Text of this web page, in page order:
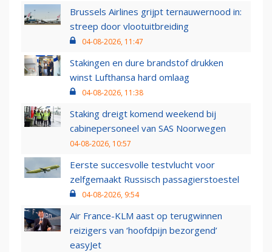
Brussels Airlines grijpt ternauwernood in:
streep door vlootuitbreiding
04-08-2026, 11:47
Stakingen en dure brandstof drukken
winst Lufthansa hard omlaag
04-08-2026, 11:38
Staking dreigt komend weekend bij
cabinepersoneel van SAS Noorwegen
04-08-2026, 10:57
Eerste succesvolle testvlucht voor
zelfgemaakt Russisch passagierstoestel
04-08-2026, 9:54
Air France-KLM aast op terugwinnen
reizigers van ‘hoofdpijn bezorgend’
easyJet